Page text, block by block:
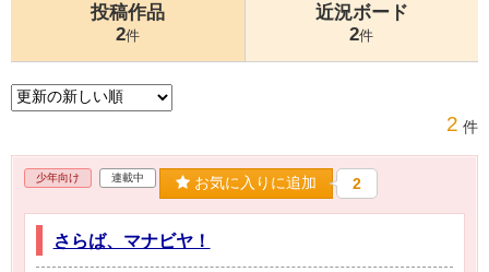
投稿作品
2件
近況ボード
2件
2 件
少年向け 連載中 お気に入りに追加 2
さらば、マナビヤ！